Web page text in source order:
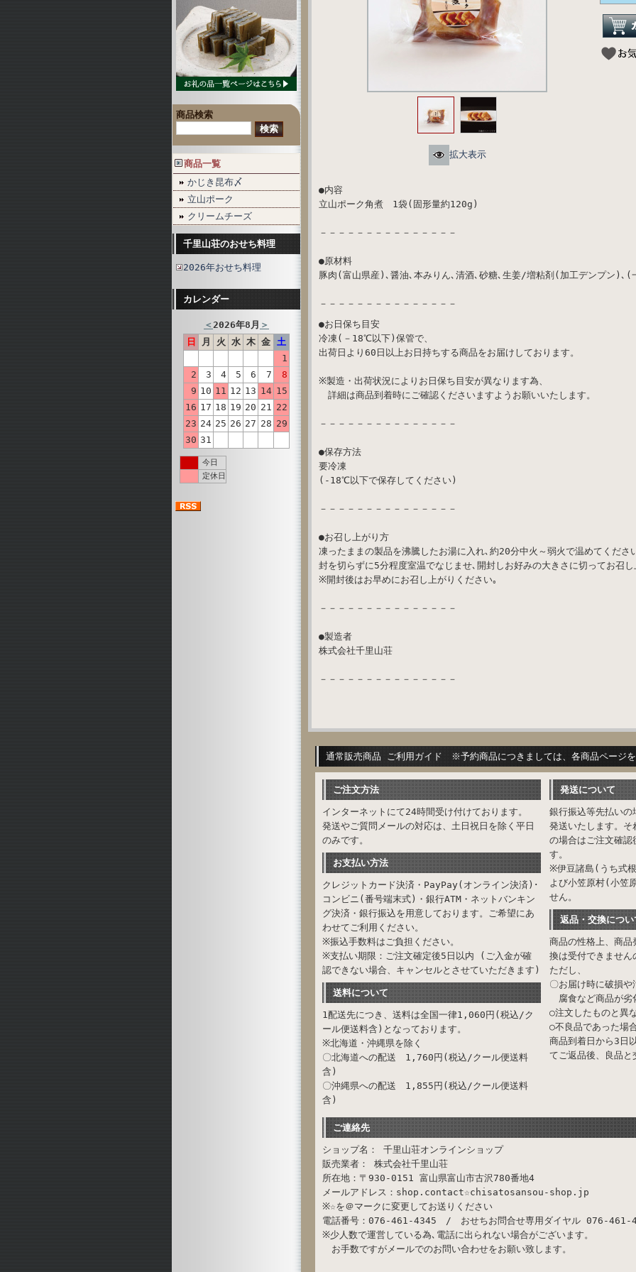
商品検索
商品一覧
かじき昆布〆
立山ポーク
クリームチーズ
千里山荘のおせち料理
2026年おせち料理
カレンダー
＜2026年8月 ＞
日
月 火 水 木 金 土
1
2
3 4 5 6 7
8
9 10 11 12 13 14 15
16 17 18 19 20 21 22
23 24 25 26 27 28 29
30 31
今日
定休日
拡大表示
●内容
立山ポーク角煮 1袋(固形量約120g)
－－－－－－－－－－－－－－－
●原材料
豚肉(富山県産)､醤油､本みりん､清酒､砂糖､生姜/増粘剤(加工デンプン)､(
－－－－－－－－－－－－－－－
●お日保ち目安
冷凍(－18℃以下)保管で、
出荷日より60日以上お日持ちする商品をお届けしております。
※製造・出荷状況によりお日保ち目安が異なります為、
詳細は商品到着時にご確認くださいますようお願いいたします。
－－－－－－－－－－－－－－－
●保存方法
要冷凍
(-18℃以下で保存してください)
－－－－－－－－－－－－－－－
●お召し上がり方
凍ったままの製品を沸騰したお湯に入れ､約20分中火～弱火で温めてくださ
封を切らずに5分程度室温でなじませ､開封しお好みの大きさに切ってお召し
※開封後はお早めにお召し上がりください｡
－－－－－－－－－－－－－－－
●製造者
株式会社千里山荘
－－－－－－－－－－－－－－－
通常販売商品 ご利用ガイド ※予約商品につきましては、各商品ページ
ご注文方法
インターネットにて24時間受け付けております。
発送やご質問メールの対応は、土日祝日を除く平日
のみです。
お支払い方法
クレジットカード決済・PayPay(オンライン決済)･
コンビニ(番号端末式)・銀行ATM・ネットバンキン
グ決済・銀行振込を用意しております。ご希望にあ
わせてご利用ください。
※振込手数料はご負担ください。
※支払い期限：ご注文確定後5日以内 (ご入金が確
認できない場合、キャンセルとさせていただきます)
送料について
1配送先につき、送料は全国一律1,060円(税込/ク
ール便送料含)となっております。
※北海道・沖縄県を除く
〇北海道への配送 1,760円(税込/クール便送料
含)
〇沖縄県への配送 1,855円(税込/クール便送料
含)
発送について
銀行振込等先払いの
発送いたします。そ
の場合はご注文確認
す。
※伊豆諸島(うち式
よび小笠原村(小笠
せん。
返品・交換につい
商品の性格上、商品
換は受付できません
ただし、
〇お届け時に破損や
腐食など商品が劣
○注文したものと異
○不良品であった場
商品到着日から3日
てご返品後、良品と
ご連絡先
ショップ名： 千里山荘オンラインショップ
販売業者： 株式会社千里山荘
所在地：〒930-0151 富山県富山市古沢780番地4
メールアドレス：shop.contact☆chisatosansou-shop.jp
※☆を＠マークに変更してお送りください
電話番号：076-461-4345 / おせちお問合せ専用ダイヤル 076-461-
※少人数で運営している為､電話に出られない場合がございます。
お手数ですがメールでのお問い合わせをお願い致します。